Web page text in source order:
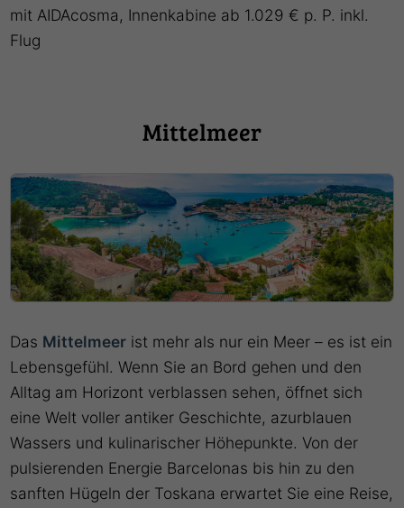
mit AIDAcosma, Innenkabine ab 1.029 € p. P. inkl.
Flug
Mittelmeer
Das Mittelmeer ist mehr als nur ein Meer – es ist ein
Lebensgefühl. Wenn Sie an Bord gehen und den
Alltag am Horizont verblassen sehen, öffnet sich
eine Welt voller antiker Geschichte, azurblauen
Wassers und kulinarischer Höhepunkte. Von der
pulsierenden Energie Barcelonas bis hin zu den
sanften Hügeln der Toskana erwartet Sie eine Reise,